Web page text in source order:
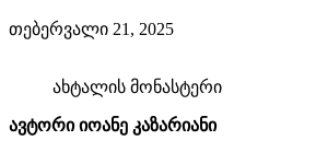
თებერვალი 21, 2025
ახტალის მონასტერი
ავტორი იოანე კაზარიანი